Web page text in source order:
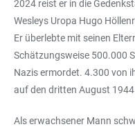
2024 reist er in die
Wesleys Uropa Hugo
Er überlebte mit seinen
Schätzungsweise 500.000
Nazis ermordet. 4.300 von
auf den dritten August
Als erwachsener Mann